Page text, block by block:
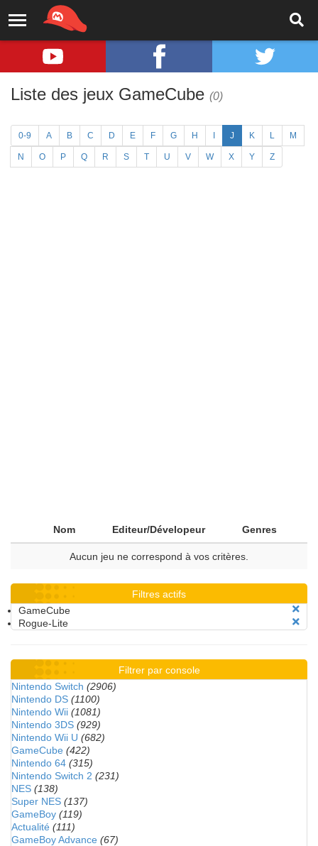
Liste des jeux GameCube (0)
0-9 A B C D E F G H J K L M
N O P Q R S T U V W X Y Z
Nom Editeur/Dévelopeur Genres
Aucun jeu ne correspond à vos critères.
Filtres actifs
GameCube
Rogue-Lite
Filtrer par console
Nintendo Switch (2906)
Nintendo DS (1100)
Nintendo Wii (1081)
Nintendo 3DS (929)
Nintendo Wii U (682)
GameCube (422)
Nintendo 64 (315)
Nintendo Switch 2 (231)
NES (138)
Super NES (137)
GameBoy (119)
Actualité (111)
GameBoy Advance (67)